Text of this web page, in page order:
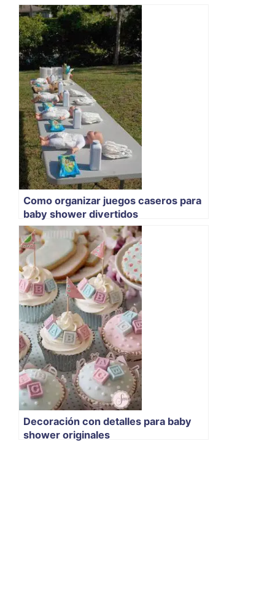
Como organizar juegos caseros para
baby shower divertidos
Decoración con detalles para baby
shower originales